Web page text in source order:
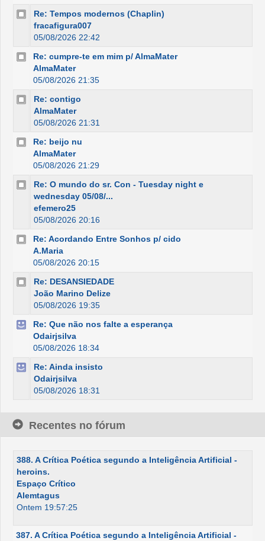
Re: Tempos modernos (Chaplin)
fracafigura007
05/08/2026 22:42
Re: cumpre-te em mim p/ AlmaMater
AlmaMater
05/08/2026 21:35
Re: contigo
AlmaMater
05/08/2026 21:31
Re: beijo nu
AlmaMater
05/08/2026 21:29
Re: O mundo do sr. Con - Tuesday night e
wednesday 05/08/...
efemero25
05/08/2026 20:16
Re: Acordando Entre Sonhos p/ cido
A.Maria
05/08/2026 20:15
Re: DESANSIEDADE
João Marino Delize
05/08/2026 19:35
Re: Que não nos falte a esperança
Odairjsilva
05/08/2026 18:34
Re: Ainda insisto
Odairjsilva
05/08/2026 18:31
Recentes no fórum
388. A Crítica Poética segundo a Inteligência Artificial -
heroins.
Espaço Crítico
Alemtagus
Ontem 19:57:25
387. A Crítica Poética segundo a Inteligência Artificial -